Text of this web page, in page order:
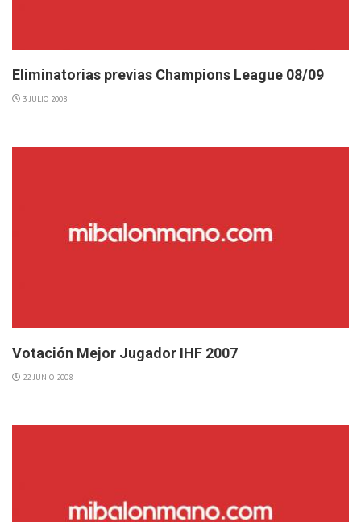
Eliminatorias previas Champions League 08/09
3 JULIO 2008
Votación Mejor Jugador IHF 2007
22 JUNIO 2008